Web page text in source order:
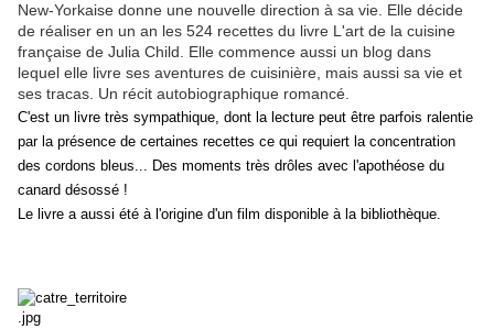
New-Yorkaise donne une nouvelle direction à sa vie. Elle décide
de réaliser en un an les 524 recettes du livre L'art de la cuisine
française de Julia Child. Elle commence aussi un blog dans
lequel elle livre ses aventures de cuisinière, mais aussi sa vie et
ses tracas. Un récit autobiographique romancé.
C'est un livre très sympathique, dont la lecture peut être parfois ralentie
par la présence de certaines recettes ce qui requiert la concentration
des cordons bleus... Des moments très drôles avec l'apothéose du
canard désossé !
Le livre a aussi été à l'origine d'un film disponible à la bibliothèque.